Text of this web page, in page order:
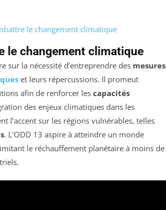
le changement climatique
le changement climatique
sur la nécessité d’entreprendre des mesures
et leurs répercussions. Il promeut
afin de renforcer les capacités
des enjeux climatiques dans les
l’accent sur les régions vulnérables, telles
. L’ODD 13 aspire à atteindre un monde
le réchauffement planétaire à moins de